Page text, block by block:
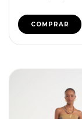
COMPRAR